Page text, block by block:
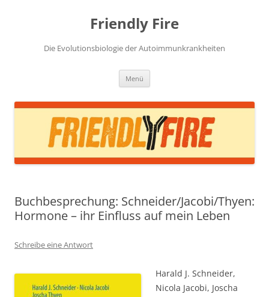
Friendly Fire
Die Evolutionsbiologie der Autoimmunkrankheiten
Menü
Buchbesprechung: Schneider/Jacobi/Thyen:
Hormone – ihr Einfluss auf mein Leben
Schreibe eine Antwort
Harald J. Schneider,
Nicola Jacobi, Joscha